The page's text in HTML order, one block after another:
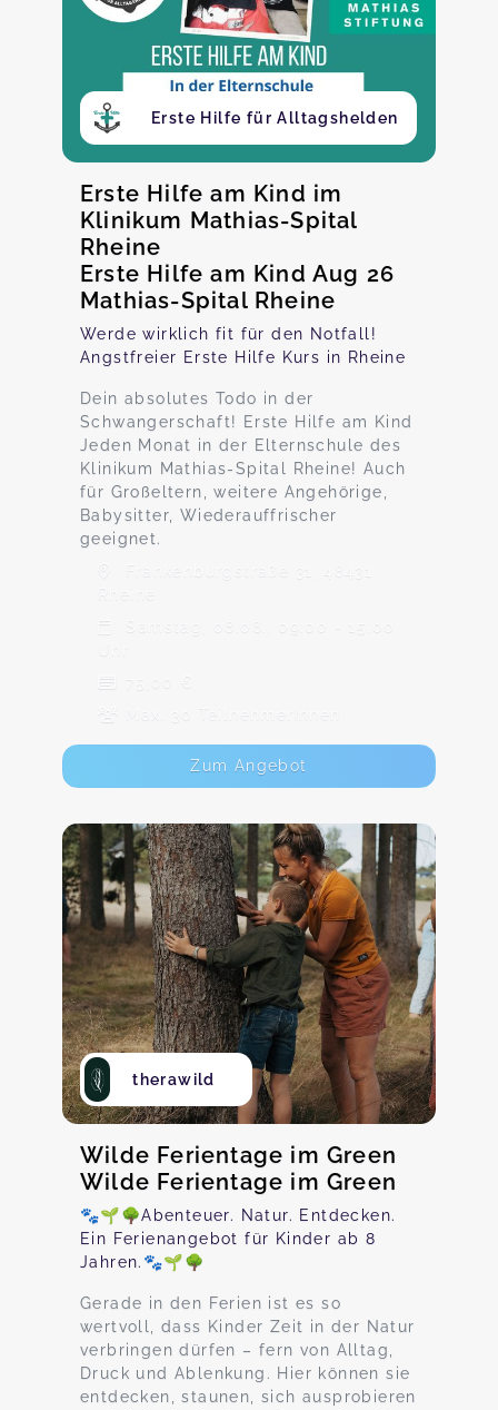
Erste Hilfe für Alltagshelden
Erste Hilfe am Kind im
Klinikum Mathias-Spital
Rheine
Erste Hilfe am Kind Aug 26
Mathias-Spital Rheine
Werde wirklich fit für den Notfall!
Angstfreier Erste Hilfe Kurs in Rheine
Dein absolutes Todo in der
Schwangerschaft! Erste Hilfe am Kind
Jeden Monat in der Elternschule des
Klinikum Mathias-Spital Rheine! Auch
für Großeltern, weitere Angehörige,
Babysitter, Wiederauffrischer
geeignet.
Frankenburgstraße 31, 48431
Rheine
Samstag, 08.08., 09:00 - 15:00
75,00 €
Max. 30 TeilnehmerInnen
Zum Angebot
therawild
Wilde Ferientage im Green
Wilde Ferientage im Green
🐾🌱🌳Abenteuer. Natur. Entdecken.
Ein Ferienangebot für Kinder ab 8
Jahren.🐾🌱🌳
Gerade in den Ferien ist es so
wertvoll, dass Kinder Zeit in der Natur
verbringen dürfen – fern von Alltag,
Druck und Ablenkung. Hier können sie
entdecken, staunen, sich ausprobieren